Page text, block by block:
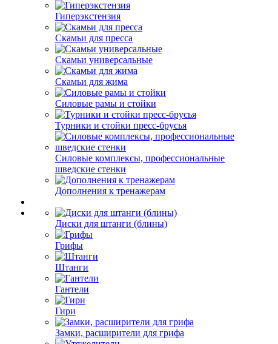
Гиперэкстензия
Скамьи для пресса
Скамьи универсальные
Скамьи для жима
Силовые рамы и стойки
Турники и стойки пресс-брусья
Силовые комплексы, профессиональные
шведские стенки
Дополнения к тренажерам
Диски для штанги (блины)
Грифы
Штанги
Гантели
Гири
Замки, расширители для грифа